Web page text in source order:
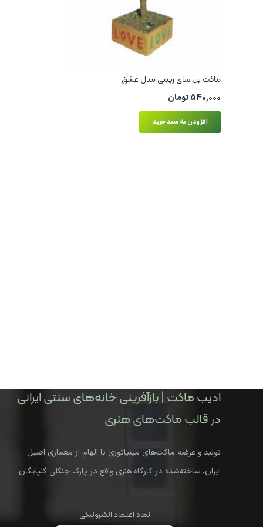
ماکت بن سای زینتی مدل عشق
540,000تومان
افزودن به سبد خرید
ادیب ماکت | بازآفرینی خانه‌های سنتی ایرانی
در قالب ماکت‌های هنری
تولید و عرضه ماکت‌های مینیاتوری با الهام از معماری اصیل
ایران، ساخته‌شده در کارگاه هنری واقع در پارک جنگلی گلپایگان.
نماد اعتماد الکترونیکی